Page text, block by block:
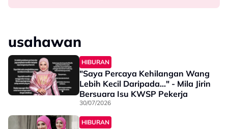
usahawan
HIBURAN
"Saya Percaya Kehilangan Wang
Lebih Kecil Daripada..." - Mila Jirin
Bersuara Isu KWSP Pekerja
30/07/2026
HIBURAN